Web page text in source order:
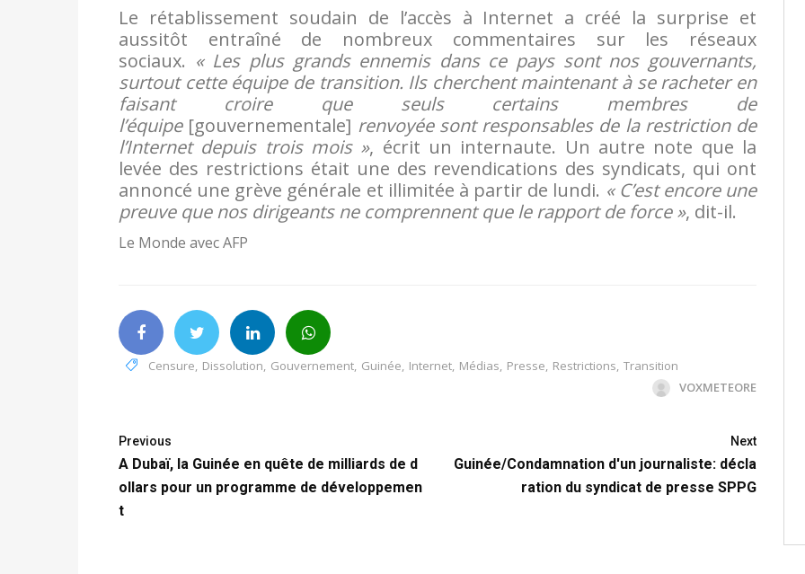
Le rétablissement soudain de l’accès à Internet a créé la surprise et
aussitôt entraîné de nombreux commentaires sur les réseaux
sociaux. « Les plus grands ennemis dans ce pays sont nos gouvernants,
surtout cette équipe de transition. Ils cherchent maintenant à se racheter en
faisant croire que seuls certains membres de
l’équipe [gouvernementale] renvoyée sont responsables de la restriction de
l’Internet depuis trois mois », écrit un internaute. Un autre note que la
levée des restrictions était une des revendications des syndicats, qui ont
annoncé une grève générale et illimitée à partir de lundi. « C’est encore une
preuve que nos dirigeants ne comprennent que le rapport de force », dit-il.
Le Monde avec AFP
Censure Dissolution Gouvernement Guinée Internet Médias Presse Restrictions Transition
VOXMETEORE
Previous
A Dubaï, la Guinée en quête de milliards de d
ollars pour un programme de développemen
t
Next
Guinée/Condamnation d'un journaliste: décla
ration du syndicat de presse SPPG